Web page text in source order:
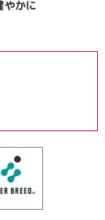
やかに